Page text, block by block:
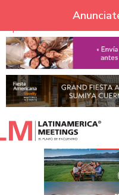
Skip to navigation
Skip to main content